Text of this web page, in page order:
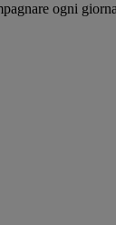
ogni